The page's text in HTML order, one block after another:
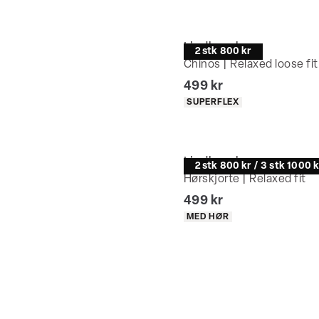
2 stk 800 kr
Lindbergh
Chinos | Relaxed loose fit
I alt (inkl. rabat)
499 kr
Produkt egenskaber
SUPERFLEX
2 stk 800 kr / 3 stk 1000
Lindbergh
Hørskjorte | Relaxed fit
I alt (inkl. rabat)
499 kr
Produkt egenskaber
MED HØR